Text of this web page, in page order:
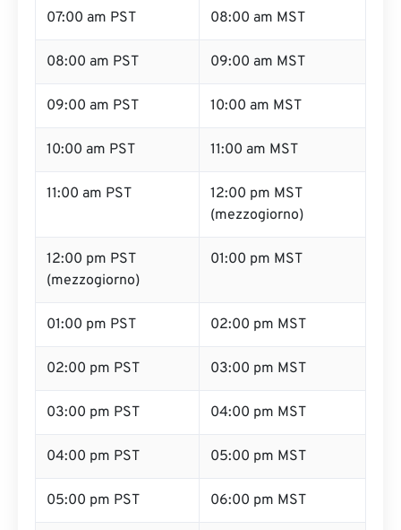
07:00 am PST 08:00 am MST
08:00 am PST 09:00 am MST
09:00 am PST 10:00 am MST
10:00 am PST 11:00 am MST
11:00 am PST
12:00 pm MST
(mezzogiorno)
12:00 pm PST
(mezzogiorno)
01:00 pm MST
01:00 pm PST 02:00 pm MST
02:00 pm PST 03:00 pm MST
03:00 pm PST 04:00 pm MST
04:00 pm PST 05:00 pm MST
05:00 pm PST 06:00 pm MST